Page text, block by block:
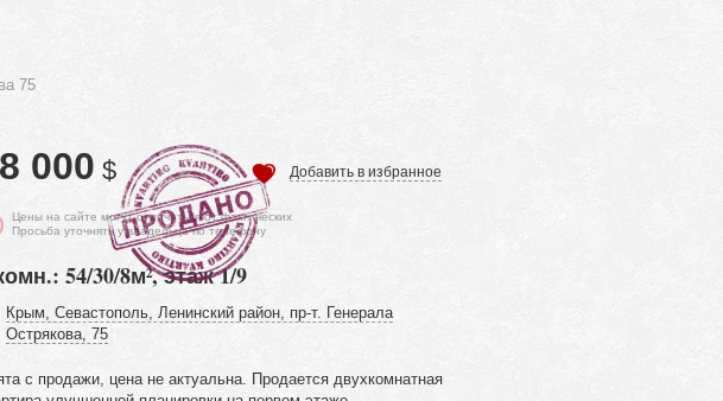
75
000 $ Добавить в избранное
Цены на сайте могут отличаться от фактических
Просьба уточнять у владельца по телефону
54/30/8м², этаж 1/9
Крым, Севастополь, Ленинский район, пр-т. Генерала
Острякова, 75
с продажи, цена не актуальна. Продается двухкомнатная